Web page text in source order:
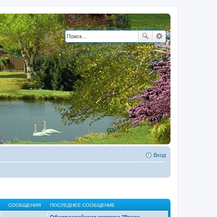
Вход
СООБЩЕНИЯ ПОСЛЕДНЕЕ СООБЩЕНИЕ